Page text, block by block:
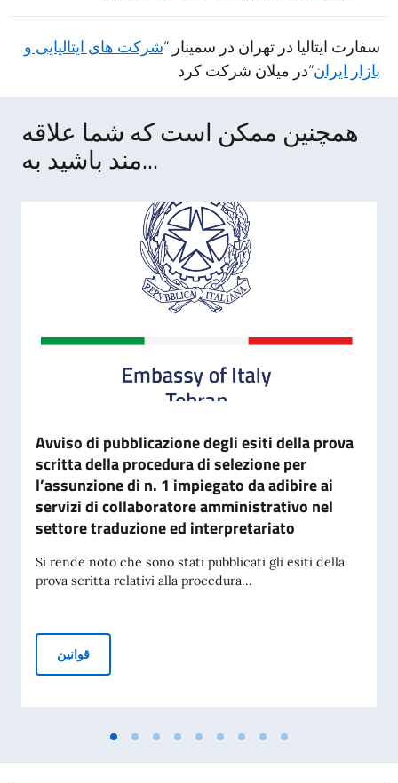
سفارت ایتالیا در تهران در سمینار “شرکت های ایتالیایی و
بازار ایران“در میلان شرکت کرد
همچنین ممکن است که شما علاقه
مند باشید به...
Avviso di pubblicazione degli esiti della prova
scritta della procedura di selezione per
l’assunzione di n. 1 impiegato da adibire ai
servizi di collaboratore amministrativo nel
settore traduzione ed interpretariato
Si rende noto che sono stati pubblicati gli esiti della
prova scritta relativi alla procedura...
قوانینAvviso di pubblicazione degli esiti della prova scritta